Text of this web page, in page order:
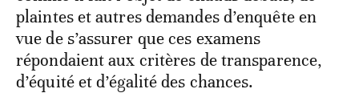
plaintes et autres demandes d’enquête en
vue de s’assurer que ces examens
répondaient aux critères de transparence,
d’équité et d’égalité des chances.